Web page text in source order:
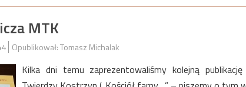
MTK
Opublikował: Tomasz Michalak
Kilka dni temu zaprezentowaliśmy kolejną